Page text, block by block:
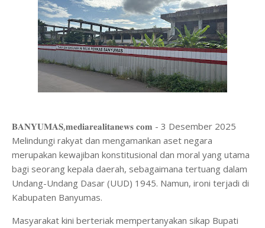
𝐁𝐀𝐍𝐘𝐔𝐌𝐀𝐒,𝐦𝐞𝐝𝐢𝐚𝐫𝐞𝐚𝐥𝐢𝐭𝐚𝐧𝐞𝐰𝐬 𝐜𝐨𝐦 - 3 Desember 2025
Melindungi rakyat dan mengamankan aset negara
merupakan kewajiban konstitusional dan moral yang utama
bagi seorang kepala daerah, sebagaimana tertuang dalam
Undang-Undang Dasar (UUD) 1945. Namun, ironi terjadi di
Kabupaten Banyumas.
Masyarakat kini berteriak mempertanyakan sikap Bupati